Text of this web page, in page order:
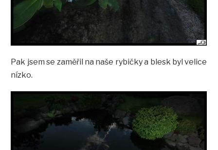
Pak jsem se zaměřil na naše rybičky a blesk byl velice
nízko.